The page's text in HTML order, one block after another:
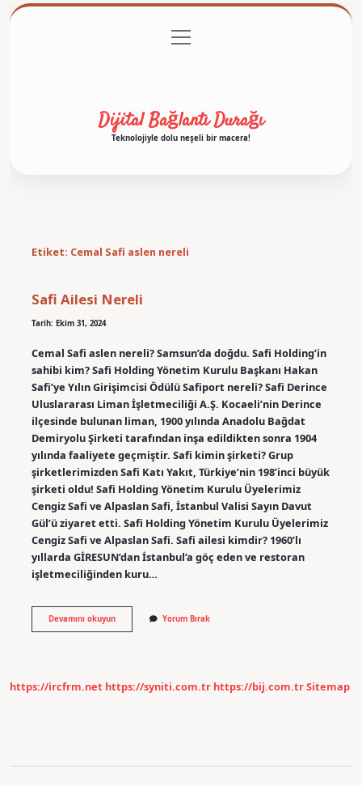
Gizlilik Politikası
menüyü
aç
Dijital Bağlantı Durağı
Teknolojiyle dolu neşeli bir macera!
Etiket: Cemal Safi aslen nereli
Safi Ailesi Nereli
Tarih: Ekim 31, 2024
Cemal Safi aslen nereli? Samsun’da doğdu. Safi Holding’in
sahibi kim? Safi Holding Yönetim Kurulu Başkanı Hakan
Safi’ye Yılın Girişimcisi Ödülü Safiport nereli? Safi Derince
Uluslararası Liman İşletmeciliği A.Ş. Kocaeli’nin Derince
ilçesinde bulunan liman, 1900 yılında Anadolu Bağdat
Demiryolu Şirketi tarafından inşa edildikten sonra 1904
yılında faaliyete geçmiştir. Safi kimin şirketi? Grup
şirketlerimizden Safi Katı Yakıt, Türkiye’nin 198’inci büyük
şirketi oldu! Safi Holding Yönetim Kurulu Üyelerimiz
Cengiz Safi ve Alpaslan Safi, İstanbul Valisi Sayın Davut
Gül’ü ziyaret etti. Safi Holding Yönetim Kurulu Üyelerimiz
Cengiz Safi ve Alpaslan Safi. Safi ailesi kimdir? 1960’lı
yıllarda GİRESUN’dan İstanbul’a göç eden ve restoran
işletmeciliğinden kuru…
Devamını okuyunSafi
Ailesi
Yorum Bırak
https://ircfrm.net https://syniti.com.tr https://bij.com.trSitemap